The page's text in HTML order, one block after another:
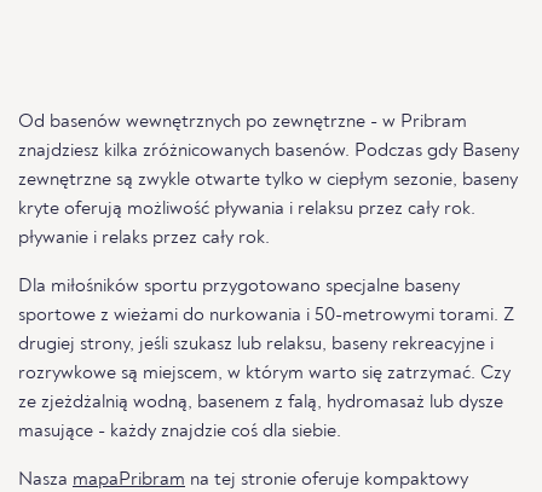
Od basenów wewnętrznych po zewnętrzne - w Pribram
znajdziesz kilka zróżnicowanych basenów. Podczas gdy Baseny
zewnętrzne są zwykle otwarte tylko w ciepłym sezonie, baseny
kryte oferują możliwość pływania i relaksu przez cały rok.
pływanie i relaks przez cały rok.
Dla miłośników sportu przygotowano specjalne baseny
sportowe z wieżami do nurkowania i 50-metrowymi torami. Z
drugiej strony, jeśli szukasz lub relaksu, baseny rekreacyjne i
rozrywkowe są miejscem, w którym warto się zatrzymać. Czy
ze zjeżdżalnią wodną, basenem z falą, hydromasaż lub dysze
masujące - każdy znajdzie coś dla siebie.
Nasza mapaPribram na tej stronie oferuje kompaktowy